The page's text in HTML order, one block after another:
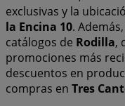
exclusivas y la
la Encina 10.
catálogos de Rodilla,
promociones más
descuentos en
compras en Tres